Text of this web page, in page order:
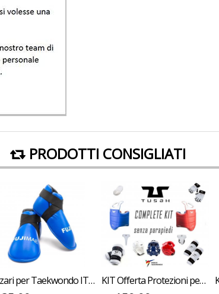
PRODOTTI CONSIGLIATI
Calzari per Taekwondo ITF Approved FUJIMAE per allenamenti e competizioni KIT Offerta Protezioni per Taekwondo Tusah Completo Omologato WT WTF